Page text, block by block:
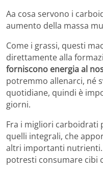
Aa cosa servono i
aumento della massa
Come i grassi, questi
direttamente alla
forniscono energia al
potremmo allenarci, né
quotidiane, quindi è
giorni.
Fra i migliori carboidrati
quelli integrali, che
altri importanti
potresti consumare cibi